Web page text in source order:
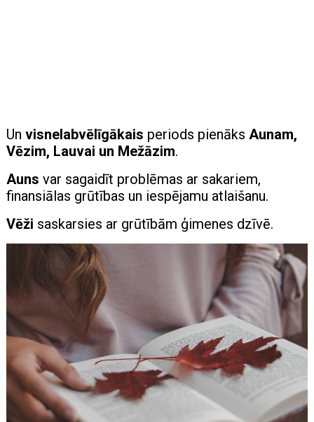
Unvisnelabvēlīgākais periods pienāksAunam,
Vēzim, Lauvai un Mežāzim.
Auns var sagaidīt problēmas ar sakariem,
finansiālas grūtības un iespējamu atlaišanu.
Vēži saskarsies ar grūtībām ģimenes dzīvē.